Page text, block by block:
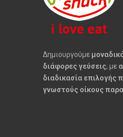
Δημιουργούμε
διάφορες γεύσεις, με
διαδικασία επιλογής
γνωστούς οίκους